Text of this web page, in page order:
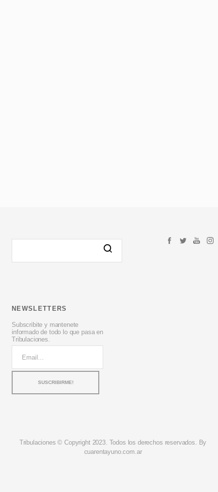
NEWSLETTERS
Subscribite y mantenete
informado de todo lo que pasa en
Tribulaciones.
Tribulaciones © Copyright 2023. Todos los derechos reservados. By
cuarentayuno.com.ar